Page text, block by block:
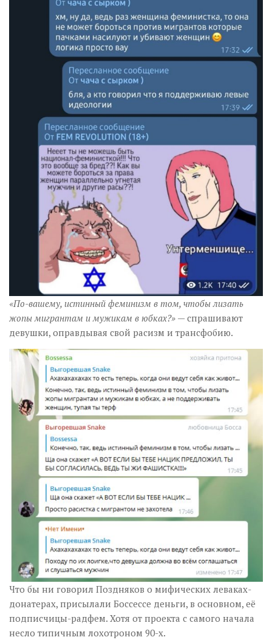
«По-вашему, истинный феминизм в том, чтобы лизать
жопы мигрантам и мужикам в юбках?» — спрашивают
девушки, оправдывая свой расизм и трансфобию.
Что бы ни говорил Поздняков о мифических леваках-
донатерах, присылали Боссессе деньги, в основном, её
подписчицы-радфем. Хотя от проекта с самого начала
несло типичным лохотроном 90-х.